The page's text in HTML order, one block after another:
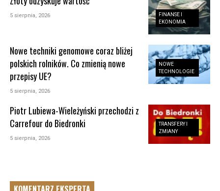
FINANSE I
EKONOMIA
5 sierpnia, 2026
NOWE
TECHNOLOGIE
Nowe techniki genomowe coraz bliżej
polskich rolników. Co zmienią nowe
przepisy UE?
5 sierpnia, 2026
TRANSFERY I
ZMIANY
Piotr Lubiewa-Wieleżyński przechodzi z
Carrefour do Biedronki
5 sierpnia, 2026